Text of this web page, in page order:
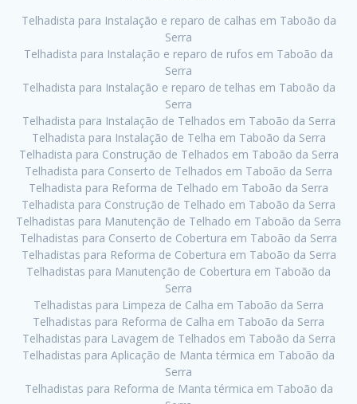
Telhadista para Instalação e reparo de calhas em Taboão da
Serra
Telhadista para Instalação e reparo de rufos em Taboão da
Serra
Telhadista para Instalação e reparo de telhas em Taboão da
Serra
Telhadista para Instalação de Telhados em Taboão da Serra
Telhadista para Instalação de Telha em Taboão da Serra
Telhadista para Construção de Telhados em Taboão da Serra
Telhadista para Conserto de Telhados em Taboão da Serra
Telhadista para Reforma de Telhado em Taboão da Serra
Telhadista para Construção de Telhado em Taboão da Serra
Telhadistas para Manutenção de Telhado em Taboão da Serra
Telhadistas para Conserto de Cobertura em Taboão da Serra
Telhadistas para Reforma de Cobertura em Taboão da Serra
Telhadistas para Manutenção de Cobertura em Taboão da
Serra
Telhadistas para Limpeza de Calha em Taboão da Serra
Telhadistas para Reforma de Calha em Taboão da Serra
Telhadistas para Lavagem de Telhados em Taboão da Serra
Telhadistas para Aplicação de Manta térmica em Taboão da
Serra
Telhadistas para Reforma de Manta térmica em Taboão da